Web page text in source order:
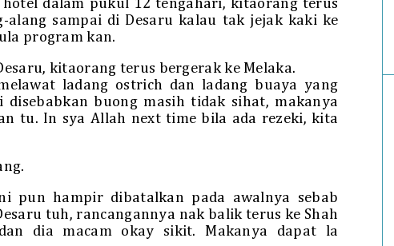
dalam pukul 12 tengahari, kitaorang terus
alang sampai di Desaru kalau tak jejak kaki ke
program kan.
kitaorang terus bergerak ke Melaka.
ladang ostrich dan ladang buaya yang
buong masih tidak sihat, makanya
tu. In sya Allah next time bila ada rezeki, kita
pun hampir dibatalkan pada awalnya sebab
tuh, rancangannya nak balik terus ke Shah
dia macam okay sikit. Makanya dapat la